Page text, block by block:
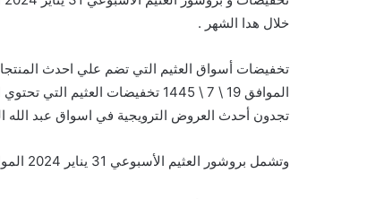
خلال هدا الشهر .
الموافق 19 \ 7 \ 1445 تخفيضات
تجدون أحدث العروض الترويجية في اسواق عبد الله
وتشمل بروشور العثيم الأسبوعي 31 يناير 2024 الموافق 19 \ 7 \ 1445 على السلع التالية :